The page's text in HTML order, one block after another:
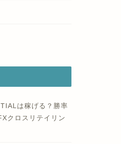
は稼げる？勝率
クロスリテイリン